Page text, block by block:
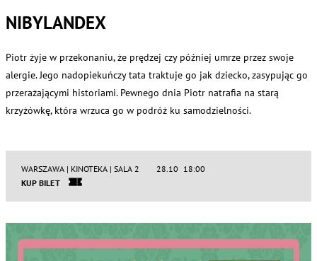
NIBYLANDEX
Piotr żyje w przekonaniu, że prędzej czy później umrze przez swoje
alergie. Jego nadopiekuńczy tata traktuje go jak dziecko, zasypując go
przerażającymi historiami. Pewnego dnia Piotr natrafia na starą
krzyżówkę, która wrzuca go w podróż ku samodzielności.
WARSZAWA | KINOTEKA | SALA 2
28.10 18:00
KUP BILET